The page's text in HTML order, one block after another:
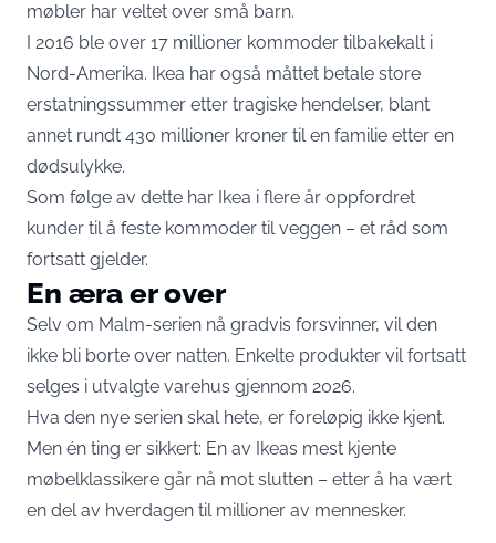
møbler har veltet over små barn.
I 2016 ble over 17 millioner kommoder tilbakekalt i
Nord-Amerika. Ikea har også måttet betale store
erstatningssummer etter tragiske hendelser, blant
annet rundt 430 millioner kroner til en familie etter en
dødsulykke.
Som følge av dette har Ikea i flere år oppfordret
kunder til å feste kommoder til veggen – et råd som
fortsatt gjelder.
En æra er over
Selv om Malm-serien nå gradvis forsvinner, vil den
ikke bli borte over natten. Enkelte produkter vil fortsatt
selges i utvalgte varehus gjennom 2026.
Hva den nye serien skal hete, er foreløpig ikke kjent.
Men én ting er sikkert: En av Ikeas mest kjente
møbelklassikere går nå mot slutten – etter å ha vært
en del av hverdagen til millioner av mennesker.